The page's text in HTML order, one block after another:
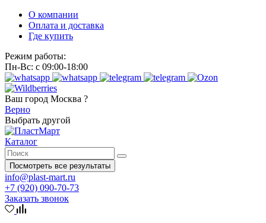
О компании
Оплата и доставка
Где купить
Режим работы:
Пн-Вс: с 09:00-18:00
Ваш город Москва ?
Верно
Выбрать другой
Каталог
Посмотреть все результаты
info@plast-mart.ru
+7 (920) 090-70-73
Заказать звонок